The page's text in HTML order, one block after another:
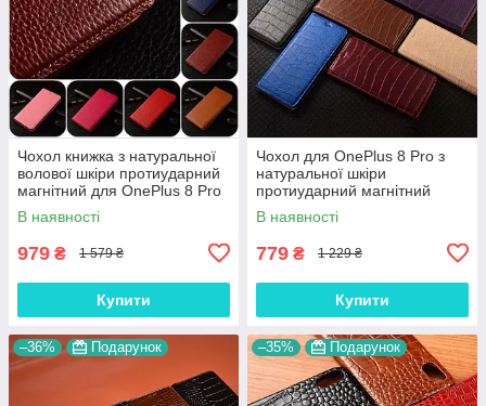
Чохол книжка з натуральної
волової шкіри протиударний
магнітний для OnePlus 8 Pro
"BULL"
В наявності
979 ₴ 1 579 ₴
Купити
Чохол для OnePlus 8 Pro з
натуральної шкіри
протиударний магнітний
книжка з підставкою "LUXOR"
В наявності
779 ₴ 1 229 ₴
Купити
–36% Подарунок –35% Подарунок